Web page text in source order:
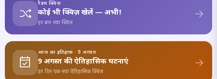
रैंडम क्विज़
कोई भी क्विज़ खेलें — अभी!
हर बार नया क्विज़
आज का इतिहास · 9 अगस्त
9 अगस्त की ऐतिहासिक घटनाएं
हर दिन एक नया ऐतिहासिक क्विज़